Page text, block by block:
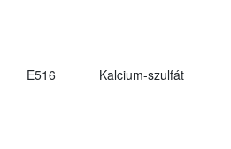
E516 Kalcium-szulfát